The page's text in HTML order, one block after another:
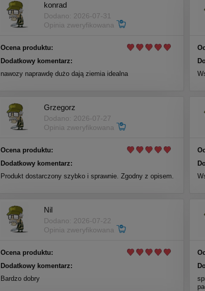
konrad
Dodano: 2026-07-31
Opinia zweryfikowana
Ocena produktu:
Dodatkowy komentarz:
nawozy naprawdę dużo dają ziemia idealna
Grzegorz
Dodano: 2026-07-27
Opinia zweryfikowana
Ocena produktu:
Dodatkowy komentarz:
Produkt dostarczony szybko i sprawnie. Zgodny z opisem.
Nil
Dodano: 2026-07-22
Opinia zweryfikowana
Ocena produktu:
Dodatkowy komentarz:
Bardzo dobry